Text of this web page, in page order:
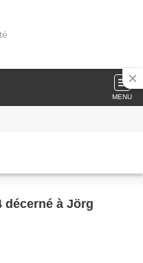
MENU
décerné à Jörg